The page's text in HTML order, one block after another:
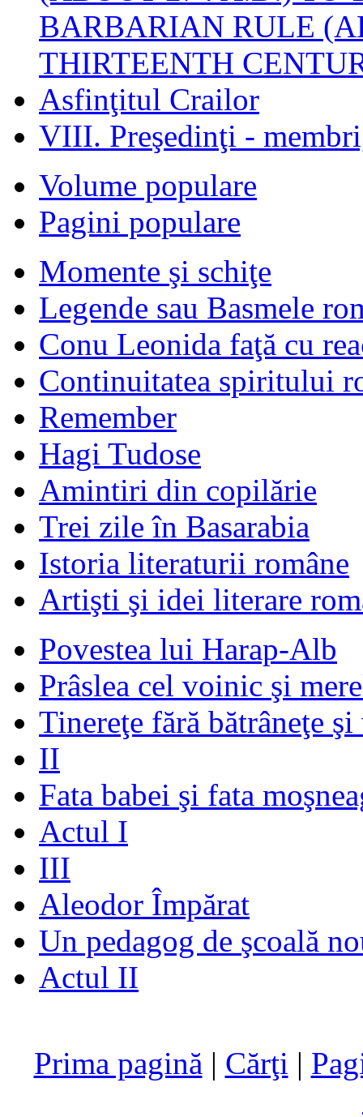
BARBARIAN RULE
THIRTEENTH
Asfinţitul Crailor
VIII. Preşedinţi -
Volume populare
Pagini populare
Momente şi schiţe
Legende sau Basmele
Conu Leonida faţă cu
Continuitatea spiritului
Remember
Hagi Tudose
Amintiri din copilărie
Trei zile în Basarabia
Istoria literaturii române
Artişti şi idei literare
Povestea lui Harap-Alb
Prâslea cel voinic şi
Tinereţe fără bătrâneţe
II
Fata babei şi fata
Actul I
III
Aleodor Împărat
Un pedagog de şcoală
Actul II
Prima pagină | Cărţi |